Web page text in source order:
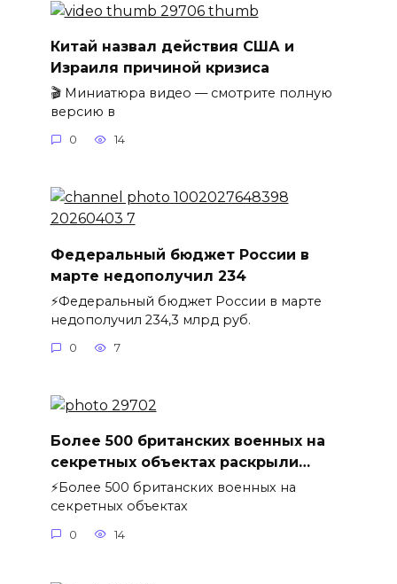
Китай назвал действия США и
Израиля причиной кризиса
🎬 Миниатюра видео — смотрите полную
версию в
0 14
Федеральный бюджет России в
марте недополучил 234
⚡️Федеральный бюджет России в марте
недополучил 234,3 млрд руб.
0 7
Более 500 британских военных на
секретных объектах раскрыли…
⚡️Более 500 британских военных на
секретных объектах
0 14